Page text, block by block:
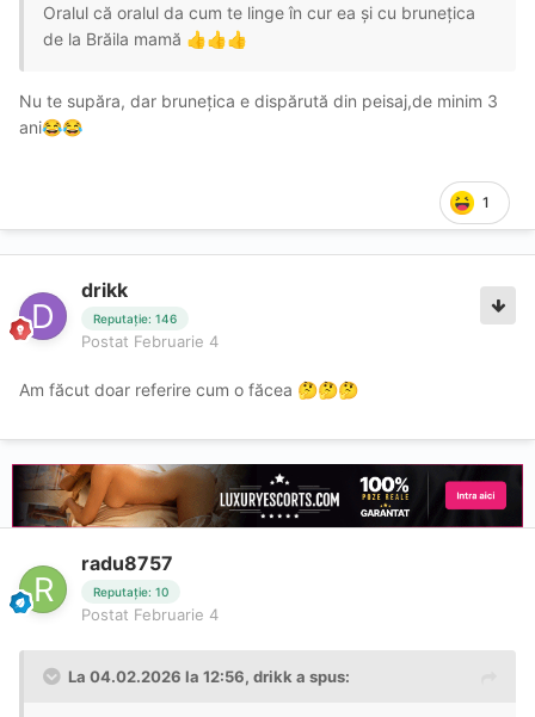
Oralul că oralul da cum te linge în cur ea și cu brunețica
de la Brăila mamă 👍👍👍
Nu te supăra, dar brunețica e dispărută din peisaj,de minim 3
ani😂😂
1
drikk
Reputație: 146
Postat Februarie 4
Am făcut doar referire cum o făcea 🤔🤔🤔
radu8757
Reputație: 10
Postat Februarie 4
La 04.02.2026 la 12:56, drikka spus: